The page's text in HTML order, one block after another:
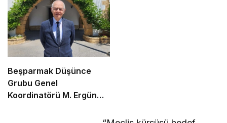
Beşparmak Düşünce
Grubu Genel
Koordinatörü M. Ergün